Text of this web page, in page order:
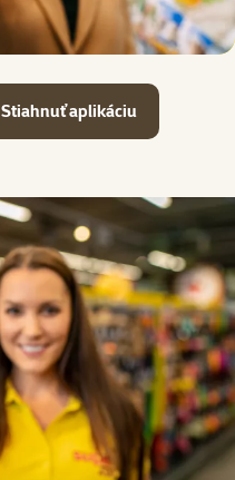
Stiahnuť aplikáciu